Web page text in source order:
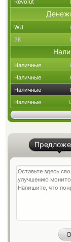
Revolut
WU
ЗК
Наличные
Наличные
Наличные
Наличные